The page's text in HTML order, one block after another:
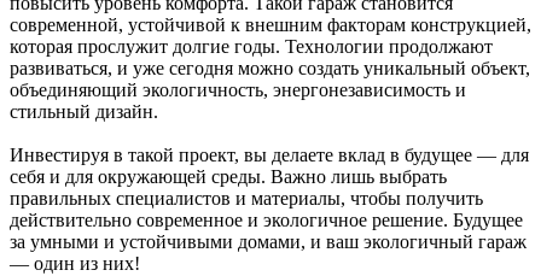
современной, устойчивой к внешним факторам конструкцией,
которая прослужит долгие годы. Технологии продолжают
развиваться, и уже сегодня можно создать уникальный объект,
объединяющий экологичность, энергонезависимость и
стильный дизайн.
Инвестируя в такой проект, вы делаете вклад в будущее — для
себя и для окружающей среды. Важно лишь выбрать
правильных специалистов и материалы, чтобы получить
действительно современное и экологичное решение. Будущее
за умными и устойчивыми домами, и ваш экологичный гараж
— один из них!